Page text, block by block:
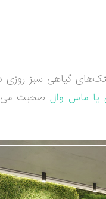
گیاهی سبز روزی
یا ماس وال صحبت